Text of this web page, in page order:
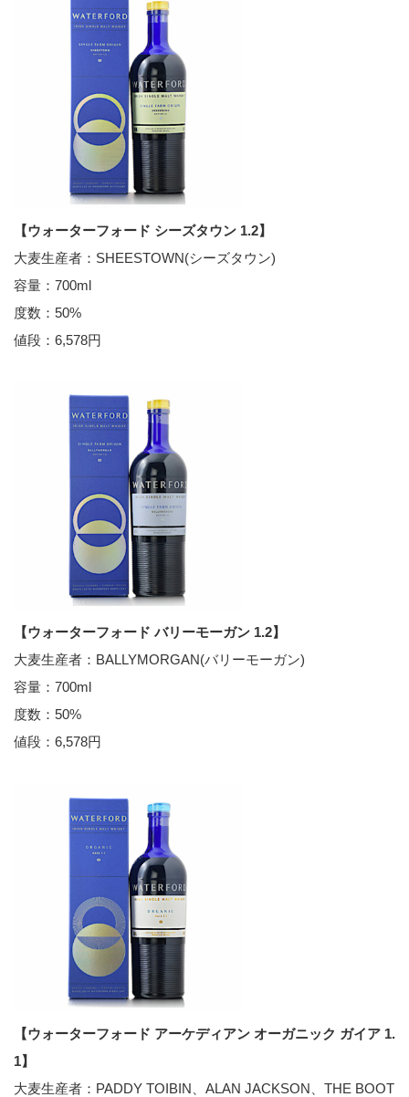
【ウォーターフォード シーズタウン 1.2】
大麦生産者：SHEESTOWN(シーズタウン)
容量：700ml
度数：50%
値段：6,578円
【ウォーターフォード バリーモーガン 1.2】
大麦生産者：BALLYMORGAN(バリーモーガン)
容量：700ml
度数：50%
値段：6,578円
【ウォーターフォード アーケディアン オーガニック ガイア 1.
1】
大麦生産者：PADDY TOIBIN、ALAN JACKSON、THE BOOT